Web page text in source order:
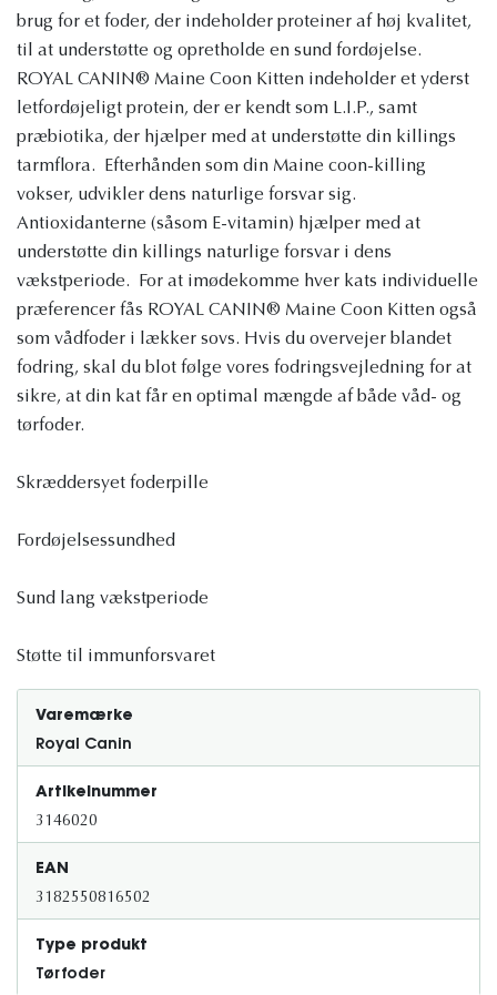
brug for et foder, der indeholder proteiner af høj kvalitet,
til at understøtte og opretholde en sund fordøjelse.
ROYAL CANIN® Maine Coon Kitten indeholder et yderst
letfordøjeligt protein, der er kendt som L.I.P., samt
præbiotika, der hjælper med at understøtte din killings
tarmflora. Efterhånden som din Maine coon-killing
vokser, udvikler dens naturlige forsvar sig.
Antioxidanterne (såsom E-vitamin) hjælper med at
understøtte din killings naturlige forsvar i dens
vækstperiode. For at imødekomme hver kats individuelle
præferencer fås ROYAL CANIN® Maine Coon Kitten også
som vådfoder i lækker sovs. Hvis du overvejer blandet
fodring, skal du blot følge vores fodringsvejledning for at
sikre, at din kat får en optimal mængde af både våd- og
tørfoder.
Skræddersyet foderpille
Fordøjelsessundhed
Sund lang vækstperiode
Støtte til immunforsvaret
Varemærke
Royal Canin
Artikelnummer
3146020
EAN
3182550816502
Type produkt
Tørfoder